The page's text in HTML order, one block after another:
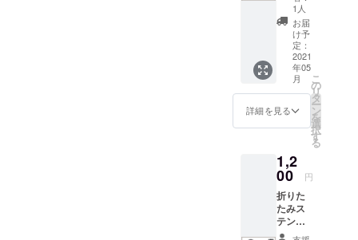
負担と
なりま
す。予
めご了
承くだ
さい。
＊別途
いただ
いた場
EJACK
™ご支
援時の
メール
アドレ
スを備
れてお
りませ
ん。 た
だし、
輸入関
税につ
いては
支援者
様にて
す。予
めご了
承くだ
さい。
＊別途
ご支援
新的な
コー
ヒーミ
鮮な
コー
ヒー豆
の粉を
作るた
様：
色：シ
ルバー
サイ
ズ：
18.6 x
4.8cm
定価
4200円
より
1500円
OFF 特
徴： 3
つの単
四電池
(お届け
商品に
は含ま
ん)、取
り外し
可能な
バッテ
リーコ
ンパー
トメン
1人
お届
け予
定：
2021
年05
月
詳細を見る
こ
の
リ
タ
ー
ン
を
選
択
す
る
1,2
00 円
折りた
たみス
テンレ
ス鋼